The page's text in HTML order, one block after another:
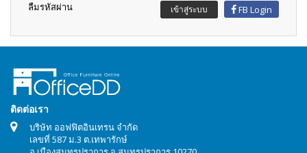
ลืมรหัสผ่าน FB Login
เข้าสู่ระบบ
ติดต่อเรา
บริษัท ออฟฟิตอินเทรน จำกัด
เลขที่ 587 ม.3 ต.เทพารักษ์